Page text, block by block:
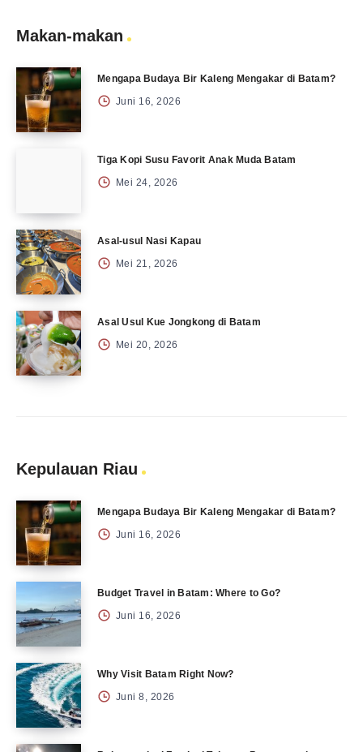
Makan-makan
Mengapa Budaya Bir Kaleng Mengakar di Batam?
Juni 16, 2026
Tiga Kopi Susu Favorit Anak Muda Batam
Mei 24, 2026
Asal-usul Nasi Kapau
Mei 21, 2026
Asal Usul Kue Jongkong di Batam
Mei 20, 2026
Kepulauan Riau
Mengapa Budaya Bir Kaleng Mengakar di Batam?
Juni 16, 2026
Budget Travel in Batam: Where to Go?
Juni 16, 2026
Why Visit Batam Right Now?
Juni 8, 2026